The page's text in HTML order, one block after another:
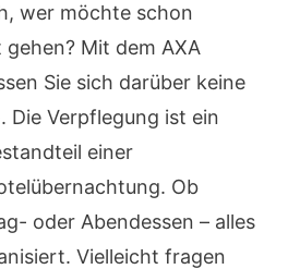
wer möchte schon
Mit dem AXA
Sie sich darüber keine
Die Verpflegung ist ein
einer
Ob
oder Abendessen – alles
Vielleicht fragen